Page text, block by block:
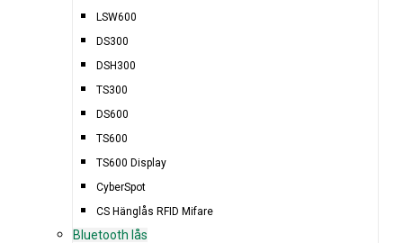
LSW600
DS300
DSH300
TS300
DS600
TS600
TS600 Display
CyberSpot
CS Hänglås RFID Mifare
Bluetooth lås